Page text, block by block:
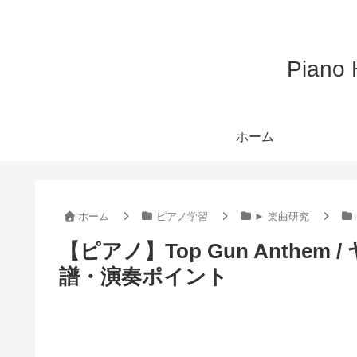
Piano
ホーム
ホーム ピアノ学習 ► 楽曲研究
【ピアノ】Top Gun Anthem /
譜・演奏ポイント